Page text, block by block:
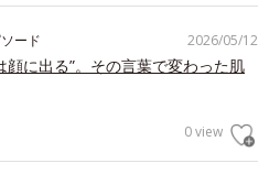
2026/05/12
ード
顔に出る”。その言葉で変わった肌
0 view